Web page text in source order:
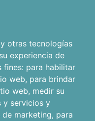
otras tecnologías
experiencia de
fines: para habilitar
web, para brindar
web, medir su
y servicios y
marketing, para